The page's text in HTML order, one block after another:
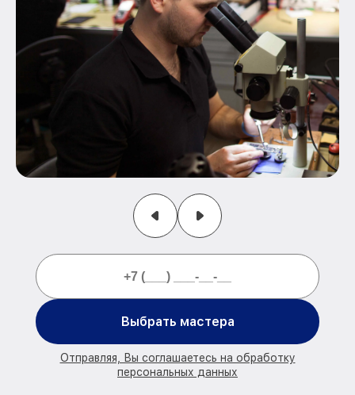
Выбрать мастера
Отправляя, Вы соглашаетесь на обработку
персональных данных